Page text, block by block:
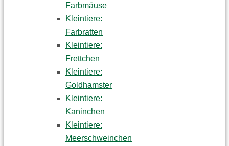
Farbmäuse
Kleintiere:
Farbratten
Kleintiere:
Frettchen
Kleintiere:
Goldhamster
Kleintiere:
Kaninchen
Kleintiere:
Meerschweinchen